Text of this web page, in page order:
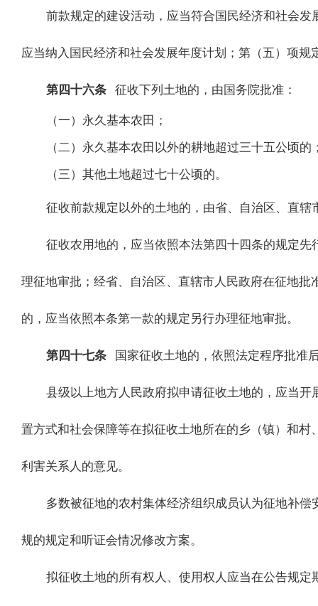
前款规定的建设活动，应当符合国民经济和社会
应当纳入国民经济和社会发展年度计划；第（五）项
第四十六条 征收下列土地的，由国务院批准：
（一）永久基本农田；
（二）永久基本农田以外的耕地超过三十五公顷的
（三）其他土地超过七十公顷的。
征收前款规定以外的土地的，由省、自治区、直辖
征收农用地的，应当依照本法第四十四条的规定
理征地审批；经省、自治区、直辖市人民政府在征地
的，应当依照本条第一款的规定另行办理征地审批。
第四十七条 国家征收土地的，依照法定程序批准
县级以上地方人民政府拟申请征收土地的，应当
置方式和社会保障等在拟征收土地所在的乡（镇）和
利害关系人的意见。
多数被征地的农村集体经济组织成员认为征地补
规的规定和听证会情况修改方案。
拟征收土地的所有权人、使用权人应当在公告规